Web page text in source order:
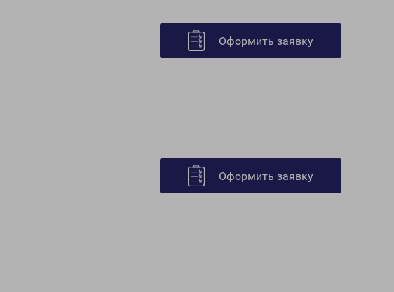
Оформить заявку
Оформить заявку